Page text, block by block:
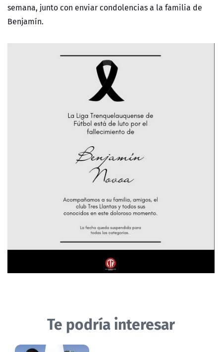
semana, junto con enviar condolencias a la familia de
Benjamín.
Te podría interesar